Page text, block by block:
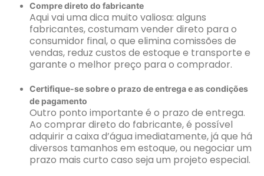
Compre direto do fabricante
Aqui vai uma dica muito valiosa: alguns
fabricantes, costumam vender direto para o
consumidor final, o que elimina comissões de
vendas, reduz custos de estoque e transporte e
garante o melhor preço para o comprador.
Certifique-se sobre o prazo de entrega e as condições
de pagamento
Outro ponto importante é o prazo de entrega.
Ao comprar direto do fabricante, é possível
adquirir a caixa d’água imediatamente, já que há
diversos tamanhos em estoque, ou negociar um
prazo mais curto caso seja um projeto especial.